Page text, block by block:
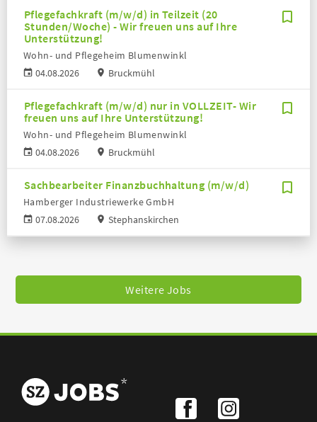
Pflegefachkraft (m/w/d) in Teilzeit (20
Stunden/Woche) - Wir freuen uns auf Ihre
Unterstützung!
04.08.2026
Wohn- und Pflegeheim Blumenwinkl
Bruckmühl
Pflegefachkraft (m/w/d) nur in VOLLZEIT- Wir
freuen uns auf Ihre Unterstützung!
04.08.2026
Wohn- und Pflegeheim Blumenwinkl
Bruckmühl
Sachbearbeiter Finanzbuchhaltung (m/w/d)
07.08.2026
Hamberger Industriewerke GmbH
Stephanskirchen
Weitere Jobs